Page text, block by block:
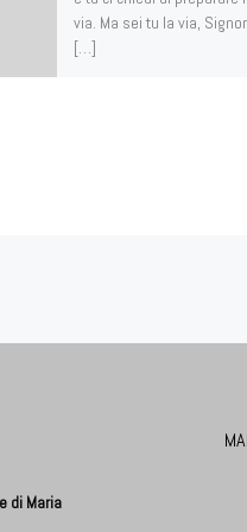
via. Ma sei tu la via,
[…]
di Maria